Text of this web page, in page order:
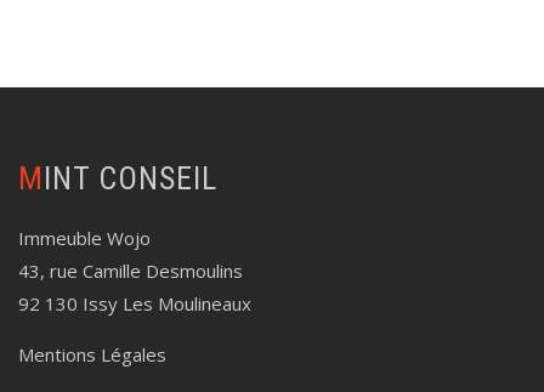
MINT CONSEIL
Immeuble Wojo
43, rue Camille Desmoulins
92 130 Issy Les Moulineaux
Mentions Légales